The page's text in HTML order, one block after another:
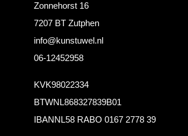
Zonnehorst 16
7207 BT Zutphen
info@kunstuwel.nl
06-12452958
KVK98022334
BTWNL868327839B01
IBANNL58 RABO 0167 2778 39